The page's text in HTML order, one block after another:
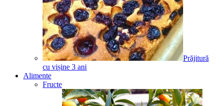
Prăjitură
cu vișine 3 ani
Alimente
Fructe